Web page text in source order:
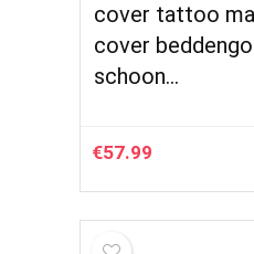
cover tattoo
cover
schoon…
€57.99